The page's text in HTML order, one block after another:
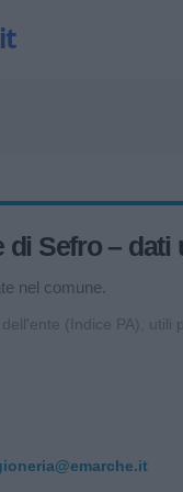
di Sefro – dati
nel comune.
(Indice PA), utili